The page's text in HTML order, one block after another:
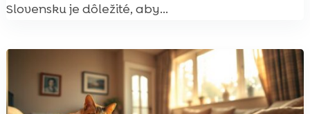
Slovensku je dôležité, aby...